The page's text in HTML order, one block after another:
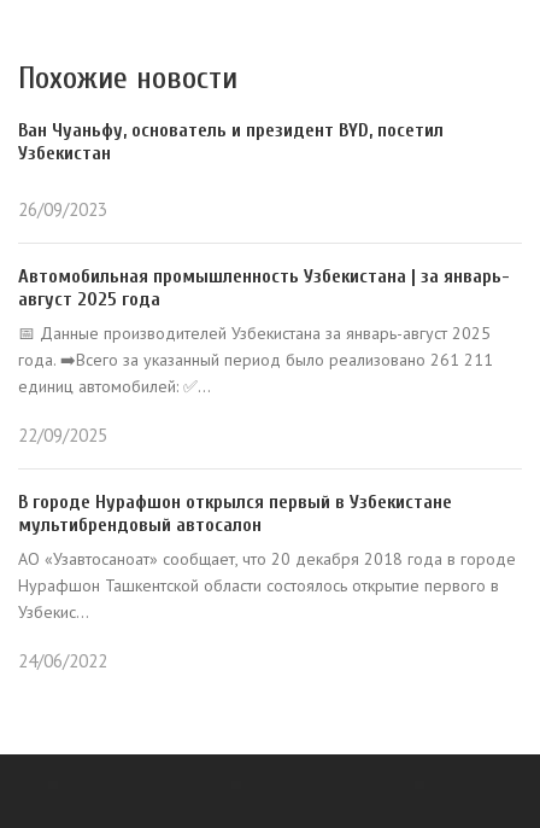
Похожие новости
Ван Чуаньфу, основатель и президент BYD, посетил
Узбекистан
26/09/2023
Автомобильная промышленность Узбекистана | за январь-
август 2025 года
📅 Данные производителей Узбекистана за январь-август 2025
года. ➡️Всего за указанный период было реализовано 261 211
единиц автомобилей: ✅...
22/09/2025
В городе Нурафшон открылся первый в Узбекистане
мультибрендовый автосалон
АО «Узавтосаноат» сообщает, что 20 декабря 2018 года в городе
Нурафшон Ташкентской области состоялось открытие первого в
Узбекис...
24/06/2022